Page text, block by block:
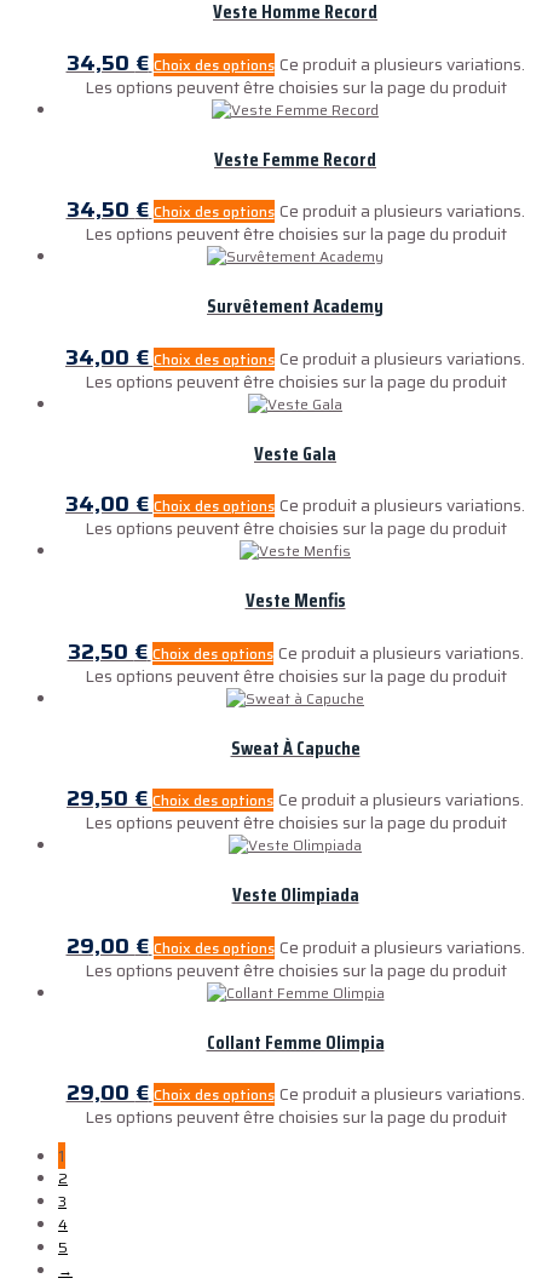
Veste Homme Record
34,50 € Choix des options Ce produit a plusieurs variations.
Les options peuvent être choisies sur la page du produit
Veste Femme Record
34,50€ Choix des options Ce produit a plusieurs variations.
Les options peuvent être choisies sur la page du produit
Survêtement Academy
34,00€ Choix des options Ce produit a plusieurs variations.
Les options peuvent être choisies sur la page du produit
Veste Gala
34,00€ Choix des options Ce produit a plusieurs variations.
Les options peuvent être choisies sur la page du produit
Veste Menfis
32,50€ Choix des options Ce produit a plusieurs variations.
Les options peuvent être choisies sur la page du produit
Sweat À Capuche
29,50€ Choix des options Ce produit a plusieurs variations.
Les options peuvent être choisies sur la page du produit
Veste Olimpiada
29,00€ Choix des options Ce produit a plusieurs variations.
Les options peuvent être choisies sur la page du produit
Collant Femme Olimpia
29,00€ Choix des options Ce produit a plusieurs variations.
Les options peuvent être choisies sur la page du produit
1
2
3
4
5
→